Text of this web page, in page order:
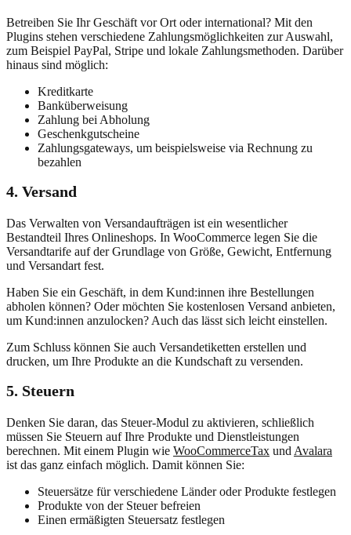
Betreiben Sie Ihr Geschäft vor Ort oder international? Mit den
Plugins stehen verschiedene Zahlungsmöglichkeiten zur Auswahl,
zum Beispiel PayPal, Stripe und lokale Zahlungsmethoden. Darüber
hinaus sind möglich:
Kreditkarte
Banküberweisung
Zahlung bei Abholung
Geschenkgutscheine
Zahlungsgateways, um beispielsweise via Rechnung zu
bezahlen
4. Versand
Das Verwalten von Versandaufträgen ist ein wesentlicher
Bestandteil Ihres Onlineshops. In WooCommerce legen Sie die
Versandtarife auf der Grundlage von Größe, Gewicht, Entfernung
und Versandart fest.
Haben Sie ein Geschäft, in dem Kund:innen ihre Bestellungen
abholen können? Oder möchten Sie kostenlosen Versand anbieten,
um Kund:innen anzulocken? Auch das lässt sich leicht einstellen.
Zum Schluss können Sie auch Versandetiketten erstellen und
drucken, um Ihre Produkte an die Kundschaft zu versenden.
5. Steuern
Denken Sie daran, das Steuer-Modul zu aktivieren, schließlich
müssen Sie Steuern auf Ihre Produkte und Dienstleistungen
berechnen. Mit einem Plugin wie WooCommerceTax und Avalara
ist das ganz einfach möglich. Damit können Sie:
Steuersätze für verschiedene Länder oder Produkte festlegen
Produkte von der Steuer befreien
Einen ermäßigten Steuersatz festlegen